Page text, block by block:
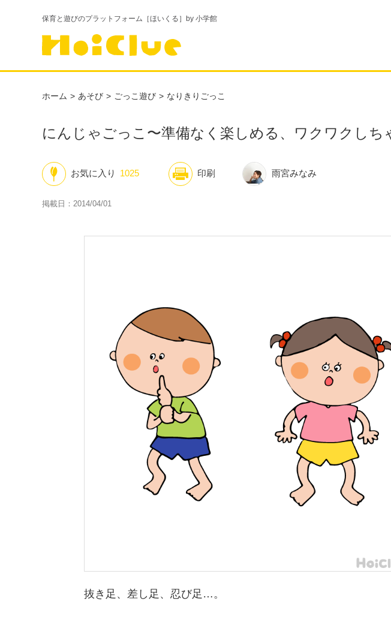
保育と遊びのプラットフォーム［ほいくる］by 小学館
ホーム あそび ごっこ遊び なりきりごっこ
にんじゃごっこ〜準備なく楽しめる、ワクワクしち
雨宮みなみ
お気に入り 1025 印刷
掲載日：2014/04/01
抜き足、差し足、忍び足…。